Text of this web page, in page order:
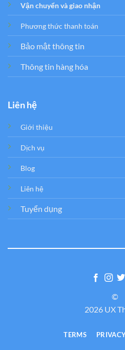
Vận chuyển và giao nhận
Phương thức thanh toán
Bảo mật thông tin
Thông tin hàng hóa
Liên hệ
Giới thiệu
Dịch vụ
Blog
Liên hệ
Tuyển dụng
©
2026 UX
TERMS